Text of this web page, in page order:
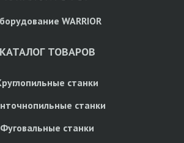
WARRIOR
КАТАЛОГ ТОВАРОВ
станки
станки
Фуговальные станки